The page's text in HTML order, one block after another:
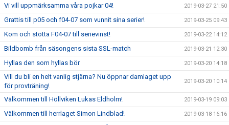
Vi vill uppmärksamma våra pojkar 04! 2019-03-27 21:50
Grattis till p05 och f04-07 som vunnit sina serier! 2019-03-25 09:43
Kom och stötta F04-07 till serievinst! 2019-03-22 14:12
Bildbomb från säsongens sista SSL-match 2019-03-21 12:30
Hyllas den som hyllas bör 2019-03-20 14:18
Vill du bli en helt vanlig stjärna? Nu öppnar damlaget upp
för provträning!
2019-03-20 10:14
Välkommen till Höllviken Lukas Eldholm! 2019-03-19 09:03
Välkommen till herrlaget Simon Lindblad! 2019-03-18 16:16